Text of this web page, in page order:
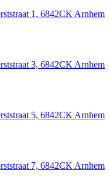
1, 6842CK Arnhem
3, 6842CK Arnhem
5, 6842CK Arnhem
7, 6842CK Arnhem